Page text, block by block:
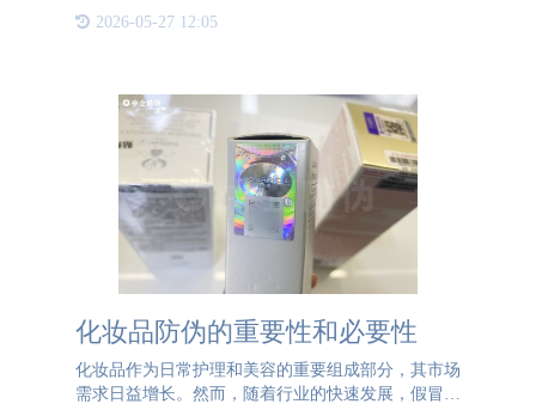
问题。首先，需要明确的是，防伪码的申请并非通过
国家相关部门进行，而是需要通过第三方防伪公司来
2026-05-27 12:05
化妆品防伪的重要性和必要性
化妆品作为日常护理和美容的重要组成部分，其市场
需求日益增长。然而，随着行业的快速发展，假冒伪